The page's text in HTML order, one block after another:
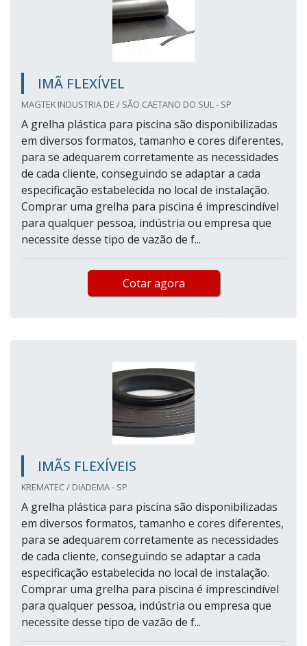
IMÃ FLEXÍVEL
MAGTEK INDUSTRIA DE / SÃO CAETANO DO SUL - SP
A grelha plástica para piscina são disponibilizadas
em diversos formatos, tamanho e cores diferentes,
para se adequarem corretamente as necessidades
de cada cliente, conseguindo se adaptar a cada
especificação estabelecida no local de instalação.
Comprar uma grelha para piscina é imprescindível
para qualquer pessoa, indústria ou empresa que
necessite desse tipo de vazão de f...
Cotar agora
IMÃS FLEXÍVEIS
KREMATEC / DIADEMA - SP
A grelha plástica para piscina são disponibilizadas
em diversos formatos, tamanho e cores diferentes,
para se adequarem corretamente as necessidades
de cada cliente, conseguindo se adaptar a cada
especificação estabelecida no local de instalação.
Comprar uma grelha para piscina é imprescindível
para qualquer pessoa, indústria ou empresa que
necessite desse tipo de vazão de f...